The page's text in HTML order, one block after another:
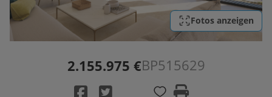
Fotos anzeigen
2.155.975 €BP515629